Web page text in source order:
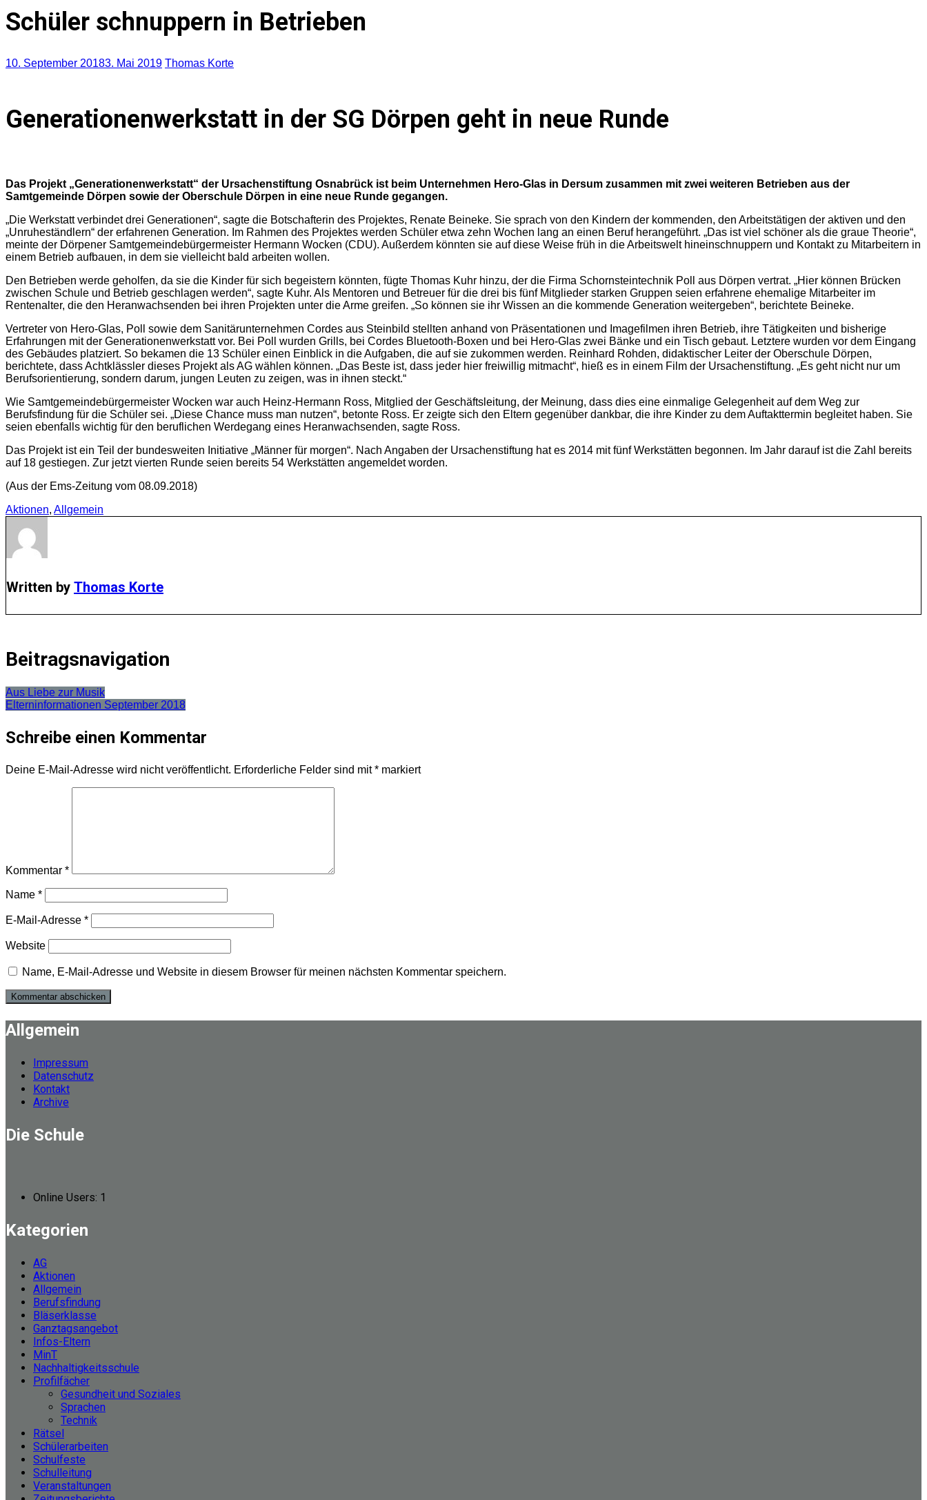
Schüler schnuppern in Betrieben
10. September 20183. Mai 2019 Thomas Korte
Generationenwerkstatt in der SG Dörpen geht in neue Runde
Das Projekt „Generationenwerkstatt“ der Ursachenstiftung Osnabrück ist beim Unternehmen Hero-Glas in Dersum zusammen mit zwei weiteren Betrieben aus der
Samtgemeinde Dörpen sowie der Oberschule Dörpen in eine neue Runde gegangen.
„Die Werkstatt verbindet drei Generationen“, sagte die Botschafterin des Projektes, Renate Beineke. Sie sprach von den Kindern der kommenden, den Arbeitstätigen der aktiven und den
„Unruheständlern“ der erfahrenen Generation. Im Rahmen des Projektes werden Schüler etwa zehn Wochen lang an einen Beruf herangeführt. „Das ist viel schöner als die graue Theorie“,
meinte der Dörpener Samtgemeindebürgermeister Hermann Wocken (CDU). Außerdem könnten sie auf diese Weise früh in die Arbeitswelt hineinschnuppern und Kontakt zu Mitarbeitern in
einem Betrieb aufbauen, in dem sie vielleicht bald arbeiten wollen.
Den Betrieben werde geholfen, da sie die Kinder für sich begeistern könnten, fügte Thomas Kuhr hinzu, der die Firma Schornsteintechnik Poll aus Dörpen vertrat. „Hier können Brücken
zwischen Schule und Betrieb geschlagen werden“, sagte Kuhr. Als Mentoren und Betreuer für die drei bis fünf Mitglieder starken Gruppen seien erfahrene ehemalige Mitarbeiter im
Rentenalter, die den Heranwachsenden bei ihren Projekten unter die Arme greifen. „So können sie ihr Wissen an die kommende Generation weitergeben“, berichtete Beineke.
Vertreter von Hero-Glas, Poll sowie dem Sanitärunternehmen Cordes aus Steinbild stellten anhand von Präsentationen und Imagefilmen ihren Betrieb, ihre Tätigkeiten und bisherige
Erfahrungen mit der Generationenwerkstatt vor. Bei Poll wurden Grills, bei Cordes Bluetooth-Boxen und bei Hero-Glas zwei Bänke und ein Tisch gebaut. Letztere wurden vor dem Eingang
des Gebäudes platziert. So bekamen die 13 Schüler einen Einblick in die Aufgaben, die auf sie zukommen werden. Reinhard Rohden, didaktischer Leiter der Oberschule Dörpen,
berichtete, dass Achtklässler dieses Projekt als AG wählen können. „Das Beste ist, dass jeder hier freiwillig mitmacht“, hieß es in einem Film der Ursachenstiftung. „Es geht nicht nur um
Berufsorientierung, sondern darum, jungen Leuten zu zeigen, was in ihnen steckt.“
Wie Samtgemeindebürgermeister Wocken war auch Heinz-Hermann Ross, Mitglied der Geschäftsleitung, der Meinung, dass dies eine einmalige Gelegenheit auf dem Weg zur
Berufsfindung für die Schüler sei. „Diese Chance muss man nutzen“, betonte Ross. Er zeigte sich den Eltern gegenüber dankbar, die ihre Kinder zu dem Auftakttermin begleitet haben. Sie
seien ebenfalls wichtig für den beruflichen Werdegang eines Heranwachsenden, sagte Ross.
Das Projekt ist ein Teil der bundesweiten Initiative „Männer für morgen“. Nach Angaben der Ursachenstiftung hat es 2014 mit fünf Werkstätten begonnen. Im Jahr darauf ist die Zahl bereits
auf 18 gestiegen. Zur jetzt vierten Runde seien bereits 54 Werkstätten angemeldet worden.
(Aus der Ems-Zeitung vom 08.09.2018)
Aktionen, Allgemein
Written by Thomas Korte
Beitragsnavigation
Aus Liebe zur Musik
Elterninformationen September 2018
Schreibe einen Kommentar
Deine E-Mail-Adresse wird nicht veröffentlicht. Erforderliche Felder sind mit* markiert
Kommentar *
Name *
E-Mail-Adresse *
Website
Name, E-Mail-Adresse und Website in diesem Browser für meinen nächsten Kommentar speichern.
Allgemein
Impressum
Datenschutz
Kontakt
Archive
Die Schule
Online Users: 1
Kategorien
AG
Aktionen
Allgemein
Berufsfindung
Bläserklasse
Ganztagsangebot
Infos-Eltern
MinT
Nachhaltigkeitsschule
Profilfächer
Gesundheit und Soziales
Sprachen
Technik
Rätsel
Schülerarbeiten
Schulfeste
Schulleitung
Veranstaltungen